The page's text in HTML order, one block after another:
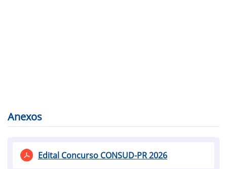
Anexos
Edital Concurso CONSUD-PR 2026